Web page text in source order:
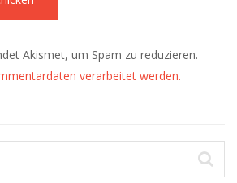
Akismet, um Spam zu reduzieren.
verarbeitet werden.